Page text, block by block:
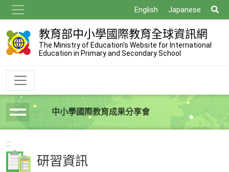
到
主
要
內
English Japanese
尋
教育部中小學國際教育全球資訊網
The Ministry of Education's Website for International
Education in Primary and Secondary School
breadcrumb中小學國際教育成果分享會
:::
研習資訊